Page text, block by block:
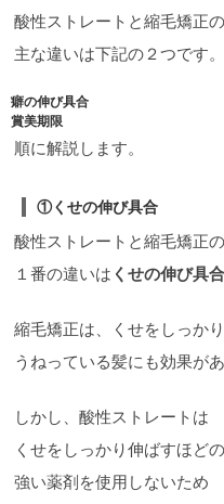
酸性ストレートと縮毛矯正の
主な違いは下記の２つです。
癖の伸び具合
賞美期限
順に解説します。
①くせの伸び具合
酸性ストレートと縮毛矯正の
１番の違いは くせの伸び具合
縮毛矯正は、くせをしっか
うねっている髪にも効果があ
しかし、酸性ストレートは
くせをしっかり伸ばすほどの
強い薬剤を使用しないため